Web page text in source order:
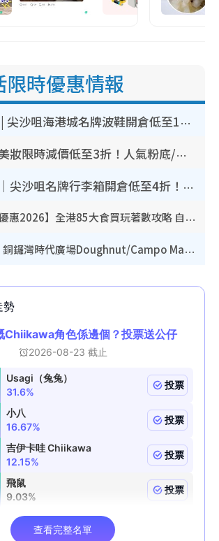
限時優惠情報
開倉優惠 | 尖沙咀海港城名牌波鞋開倉低至1折！On鞋$899起／Joy&Peace鞋履$98起
CHANEL美妝限時減價低至3折！人氣粉底/唇膏/精華液低至$275！COCO香水都有平
開倉優惠｜尖沙咀名牌行李箱開倉低至4折！一連5日 American Tourister/ace./Hallmark $200起！
【8月生日優惠2026】全港85大食買玩著數攻略 自助餐/火鍋放題同行免費＋誠品/DONKI送現金券
開倉優惠｜銅鑼灣時代廣場Doughnut/Campo Marzio開倉低至1折！背囊、書包、手袋劈價$200起